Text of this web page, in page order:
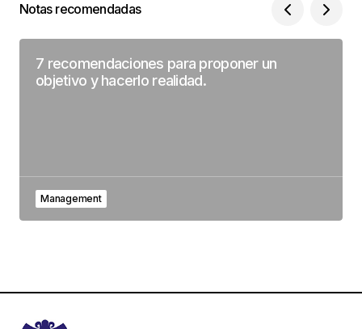
Notas recomendadas
7 recomendaciones para proponer un
objetivo y hacerlo realidad.
Management